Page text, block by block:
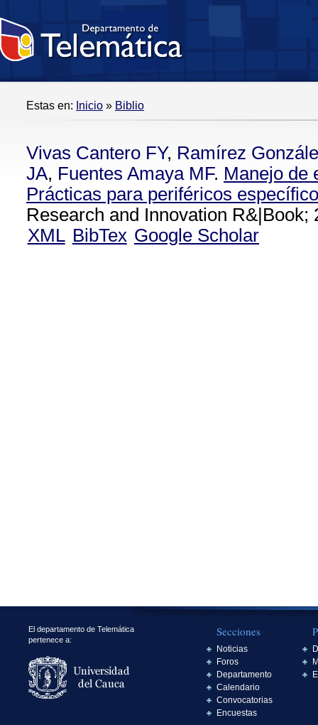
Estas en: Inicio » Biblio
Vivas Cantero FY, Ramírez
JA, Fuentes Amaya MF. Manejo de
Prácticas para periféricos
Research and Innovation R&|Book;
XML BibTex Google Scholar
El departamento de Telemática
pertenece a:
Secciones
Noticias
Foros
Departamento
Calendario
Convocatorias
Encuestas